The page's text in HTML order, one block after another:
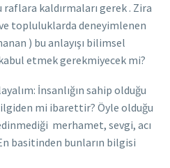
kaldırmaları gerek . Zira
topluluklarda deneyimlenen
) bu anlayışı bilimsel
etmek gerekmiyecek mi?
İnsanlığın sahip olduğu
mi ibarettir? Öyle olduğu
merhamet, sevgi, acı
basitinden bunların bilgisi